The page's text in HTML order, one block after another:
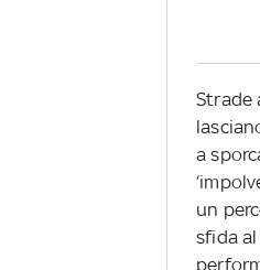
Strade
a
un
sfida